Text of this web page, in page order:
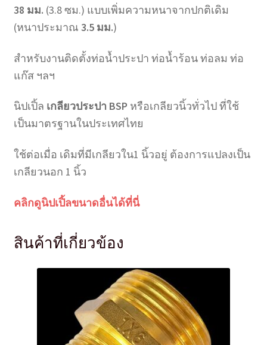
38 มม. (3.8 ซม.) แบบเพิ่มความหนาจากปกติเดิม
(หนาประมาณ 3.5 มม.)
สำหรับงานติดตั้งท่อน้ำประปา ท่อน้ำร้อน ท่อลม ท่อ
แก๊ส ฯลฯ
นิปเปิ้ล เกลียวประปา BSP หรือเกลียวนิ้วทั่วไป ที่ใช้
เป็นมาตรฐานในประเทศไทย
ใช้ต่อเมื่อ เดิมที่มีเกลียวใน1 นิ้วอยู่ ต้องการแปลงเป็น
เกลียวนอก 1 นิ้ว
คลิกดูนิปเปิ้ลขนาดอื่นได้ที่นี่
สินค้าที่เกี่ยวข้อง